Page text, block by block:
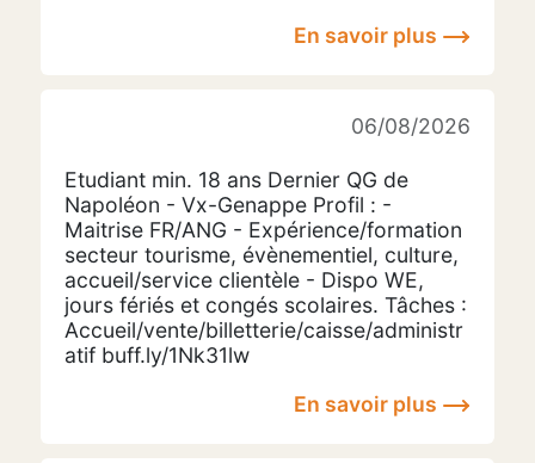
En savoir plus
06/08/2026
Etudiant min. 18 ans Dernier QG de
Napoléon - Vx-Genappe Profil : -
Maitrise FR/ANG - Expérience/formation
secteur tourisme, évènementiel, culture,
accueil/service clientèle - Dispo WE,
jours fériés et congés scolaires. Tâches :
Accueil/vente/billetterie/caisse/administr
atif buff.ly/1Nk31lw
En savoir plus